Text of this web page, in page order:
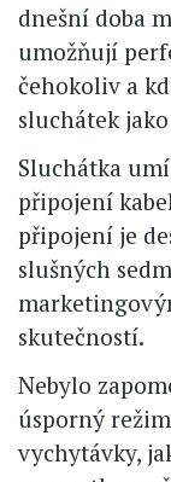
dnešní doba
umožňují
čehokoliv a
sluchátek
Sluchátka
připojení
připojení je
slušných
skutečností.
Nebylo
úsporný
vychytávky,